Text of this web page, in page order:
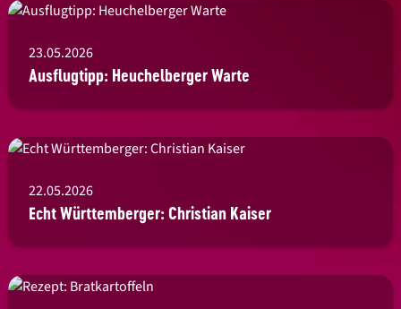
23.05.2026
Ausflugtipp: Heuchelberger Warte
22.05.2026
Echt Württemberger: Christian Kaiser